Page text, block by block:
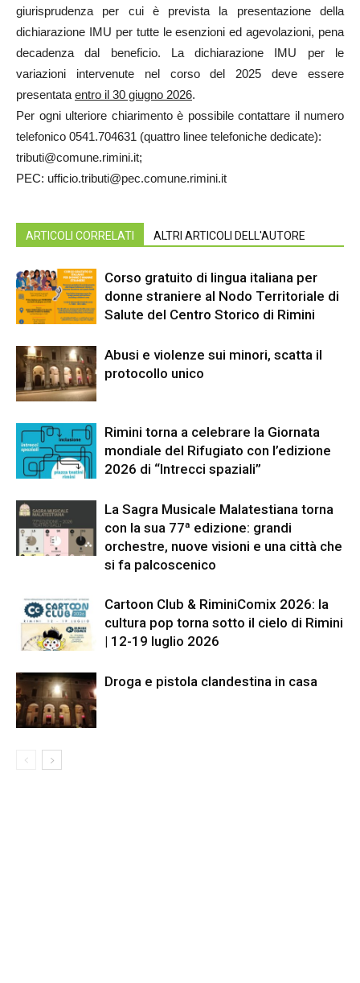
giurisprudenza per cui è prevista la presentazione della
dichiarazione IMU per tutte le esenzioni ed agevolazioni, pena
decadenza dal beneficio. La dichiarazione IMU per le
variazioni intervenute nel corso del 2025 deve essere
presentataentro il 30 giugno 2026.
Per ogni ulteriore chiarimento è possibile contattare il numero
telefonico 0541.704631 (quattro linee telefoniche dedicate):
tributi@comune.rimini.it;
PEC: ufficio.tributi@pec.comune.rimini.it
ARTICOLI CORRELATI ALTRI ARTICOLI DELL'AUTORE
Corso gratuito di lingua italiana per
donne straniere al Nodo Territoriale di
Salute del Centro Storico di Rimini
Abusi e violenze sui minori, scatta il
protocollo unico
Rimini torna a celebrare la Giornata
mondiale del Rifugiato con l’edizione
2026 di “Intrecci spaziali”
La Sagra Musicale Malatestiana torna
con la sua 77ª edizione: grandi
orchestre, nuove visioni e una città che
si fa palcoscenico
Cartoon Club & RiminiComix 2026: la
cultura pop torna sotto il cielo di Rimini
| 12-19 luglio 2026
Droga e pistola clandestina in casa